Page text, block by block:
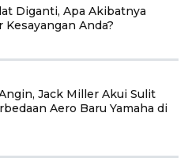
Diganti, Apa Akibatnya
Anda?
Jack Miller Akui Sulit
Aero Baru Yamaha di